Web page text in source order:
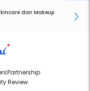
dan Makeup
Partnership
Review